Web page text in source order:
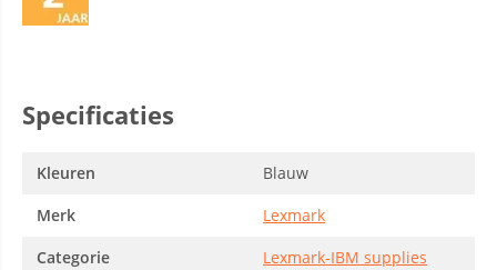
Specificaties
Kleuren
Blauw
Merk
Lexmark
Categorie
Lexmark-IBM supplies